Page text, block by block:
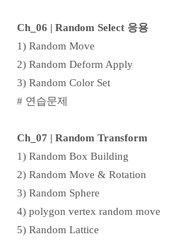
Ch_06 | Random Select 응용
1) Random Move
2) Random Deform Apply
3) Random Color Set
# 연습문제
Ch_07 | Random Transform
1) Random Box Building
2) Random Move & Rotation
3) Random Sphere
4) polygon vertex random move
5) Random Lattice